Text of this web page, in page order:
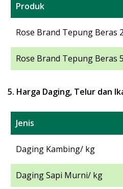
Produk
Rose Brand Tepung Beras
Rose Brand Tepung Beras
5. Harga Daging, Telur dan
Jenis
Daging Kambing/ kg
Daging Sapi Murni/ kg